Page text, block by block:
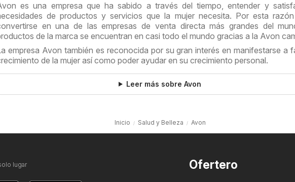
es una empresa que ha sabido a través del tiempo, entender y
de productos y servicios que la mujer necesita. Por esta
en una de las empresas de venta directa más grandes del
de la marca se encuentran en casi todo el mundo gracias a la Avon
empresa Avon también es reconocida por su gran interés en manifestarse a
de la mujer así como poder ayudar en su crecimiento personal.
Leer más sobre Avon
Inicio Salud y Belleza Avon
Ofertero
lugar